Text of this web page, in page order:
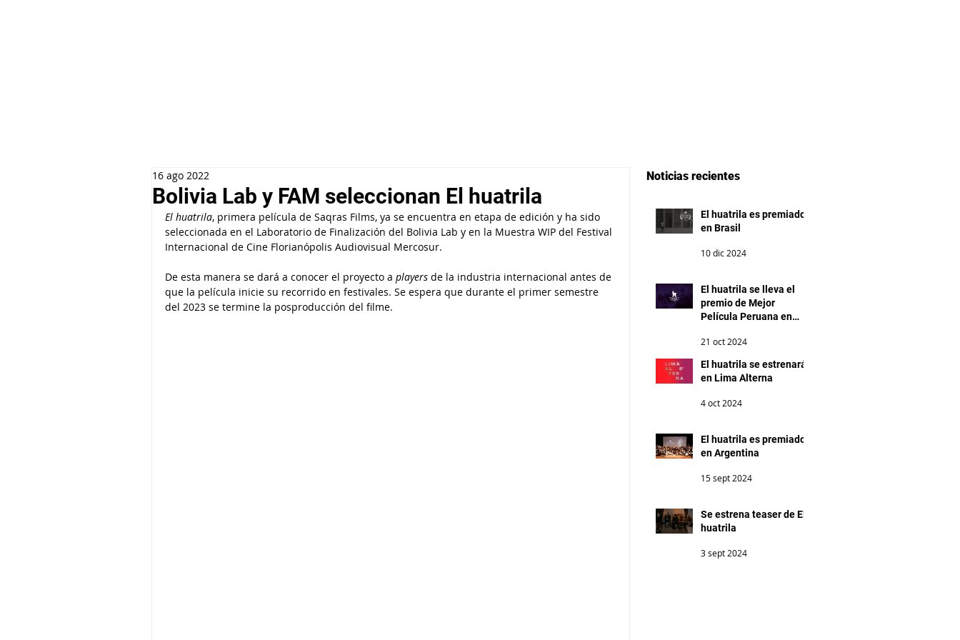
Bolivia Lab y FAM seleccionan El huatrila
16 ago 2022
El huatrila, primera película de Saqras Films, ya se encuentra en etapa de edición y ha sido
seleccionada en el Laboratorio de Finalización del Bolivia Lab y en la Muestra WIP del Festival
Internacional de Cine Florianópolis Audiovisual Mercosur.
De esta manera se dará a conocer el proyecto a players de la industria internacional antes de
que la película inicie su recorrido en festivales. Se espera que durante el primer semestre
del 2023 se termine la posproducción del filme.
Noticias recientes
El huatrila es premiado
en Brasil
10 dic 2024
El huatrila se lleva el
premio de Mejor
Película Peruana en
21 oct 2024
El huatrila se estrenará
en Lima Alterna
4 oct 2024
El huatrila es premiado
en Argentina
15 sept 2024
Se estrena teaser de El
huatrila
3 sept 2024